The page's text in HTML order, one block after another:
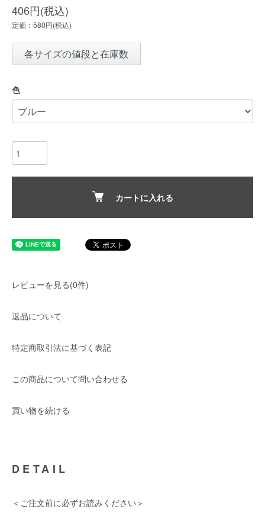
406円(税込)
定価：580円(税込)
各サイズの値段と在庫数
色
カートに入れる
レビューを見る(0件)
返品について
特定商取引法に基づく表記
この商品について問い合わせる
買い物を続ける
DETAIL
＜ご注文前に必ずお読みください＞